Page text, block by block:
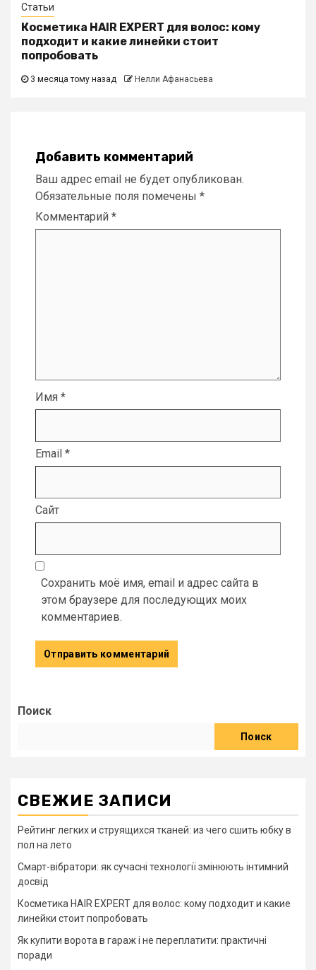
Статьи
Косметика HAIR EXPERT для волос: кому
подходит и какие линейки стоит
попробовать
3 месяца тому назад Нелли Афанасьева
Добавить комментарий
Ваш адрес email не будет опубликован.
Обязательные поля помечены *
Комментарий *
Имя *
Email *
Сайт
Сохранить моё имя, email и адрес сайта в
этом браузере для последующих моих
комментариев.
Поиск
Поиск
СВЕЖИЕ ЗАПИСИ
Рейтинг легких и струящихся тканей: из чего сшить юбку в
пол на лето
Смарт-вібратори: як сучасні технології змінюють інтимний
досвід
Косметика HAIR EXPERT для волос: кому подходит и какие
линейки стоит попробовать
Як купити ворота в гараж і не переплатити: практичні
поради